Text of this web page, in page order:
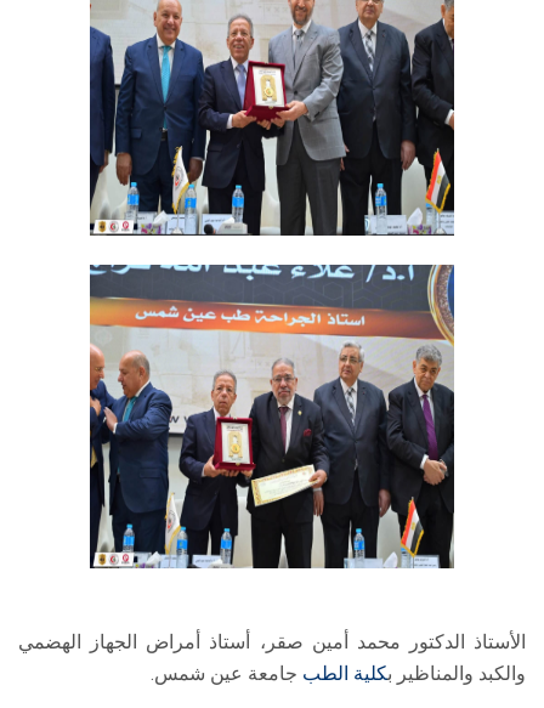
الأستاذ الدكتور محمد أمين صقر، أستاذ أمراض الجهاز الهضمي
والكبد والمناظير بكلية الطب جامعة عين شمس.